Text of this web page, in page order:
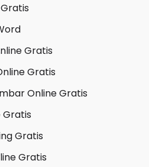
Gratis
Gratis
Online Gratis
Gratis
Gratis
Gratis